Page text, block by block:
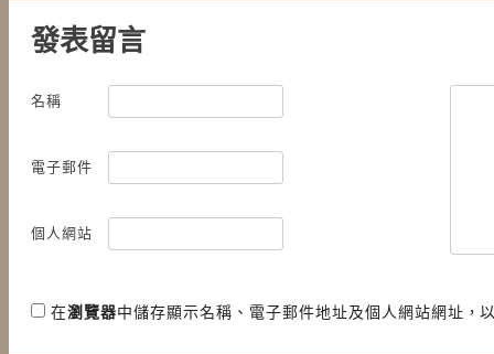
發表留言
名稱
電子郵件
個人網站
在瀏覽器中儲存顯示名稱、電子郵件地址及個人網站網址，